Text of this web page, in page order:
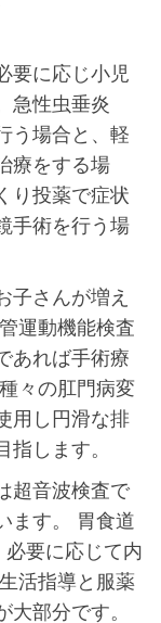
要に応じ小児
急性虫垂炎
う場合と、軽
療をする場
り投薬で症状
手術を行う場
子さんが増え
運動機能検査
あれば手術療
々の肛門病変
用し円滑な排
します。
超音波検査で
ます。 胃食道
要に応じて内
活指導と服薬
部分です。